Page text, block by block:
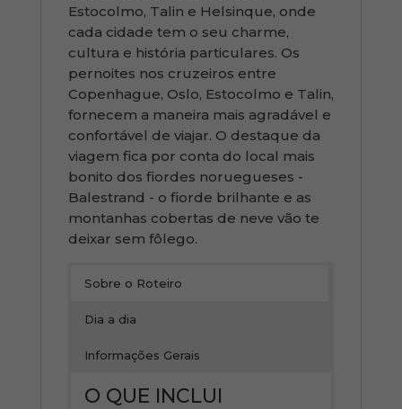
Estocolmo, Talin e Helsinque, onde
cada cidade tem o seu charme,
cultura e história particulares. Os
pernoites nos cruzeiros entre
Copenhague, Oslo, Estocolmo e Talin,
fornecem a maneira mais agradável e
confortável de viajar. O destaque da
viagem fica por conta do local mais
bonito dos fiordes noruegueses -
Balestrand - o fiorde brilhante e as
montanhas cobertas de neve vão te
deixar sem fôlego.
Sobre o Roteiro
Dia a dia
Informações Gerais
O QUE INCLUI